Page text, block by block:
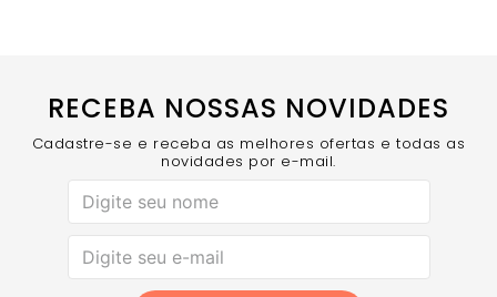
RECEBA NOSSAS NOVIDADES
Cadastre-se e receba as melhores ofertas e todas as
novidades por e-mail.